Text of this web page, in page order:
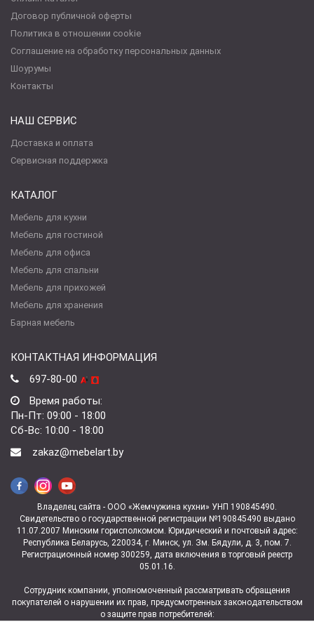
Договор публичной оферты
Политика в отношении cookie
Соглашение на обработку персональных данных
Шоурумы
Контакты
НАШ СЕРВИС
Доставка и оплата
Сервисная поддержка
КАТАЛОГ
Мебель для кухни
Мебель для гостиной
Мебель для офиса
Мебель для спальни
Мебель для прихожей
Мебель для хранения
Барная мебель
КОНТАКТНАЯ ИНФОРМАЦИЯ
697-80-00
Время работы:
Пн-Пт: 09:00 - 18:00
Сб-Вс: 10:00 - 18:00
zakaz@mebelart.by
Владелец сайта - ООО «Жемчужина кухни» УНП 190845490.
Свидетельство о государственной регистрации №190845490 выдано
11.07.2007 Минским горисполкомом. Юридический и почтовый адрес:
Республика Беларусь, 220034, г. Минск, ул. Зм. Бядули, д. 3, пом. 7.
Регистрационный номер 300259, дата включения в торговый реестр
05.01.16.
Сотрудник компании, уполномоченный рассматривать обращения
покупателей о нарушении их прав, предусмотренных законодательством
о защите прав потребителей: